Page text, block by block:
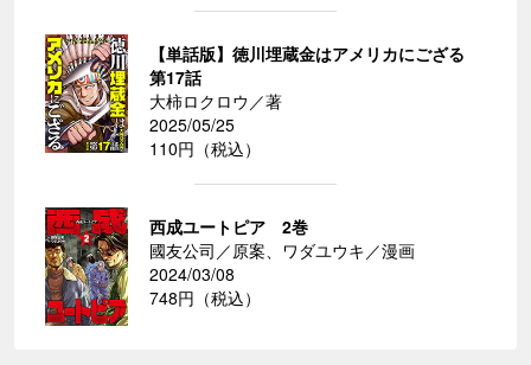
【単話版】徳川埋蔵金はアメリカにござる
第17話
大柿ロクロウ／著
2025/05/25
110円（税込）
西成ユートピア 2巻
國友公司／原案、ワダユウキ／漫画
2024/03/08
748円（税込）